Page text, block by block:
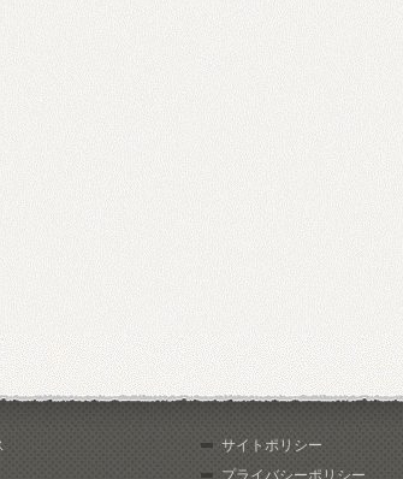
サイトポリシー
プライバシーポリシー